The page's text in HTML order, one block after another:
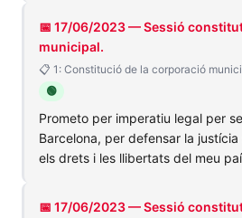
📅 17/06/2023 — Sessió
municipal.
📋 1: Constitució de la corporació
🟢
Prometo per imperatiu legal per
Barcelona, per defensar la
els drets i les llibertats del meu
📅 17/06/2023 — Sessió